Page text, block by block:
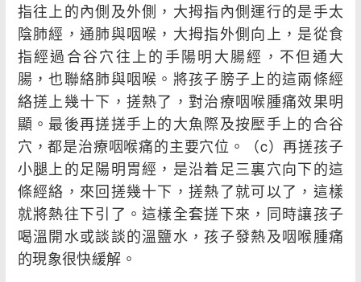
指往上的內側及外側，大拇指內側運行的是手太
陰肺經，通肺與咽喉，大拇指外側向上，是從食
指經過合谷穴往上的手陽明大腸經，不但通大
腸，也聯絡肺與咽喉。將孩子膀子上的這兩條經
絡搓上幾十下，搓熱了，對治療咽喉腫痛效果明
顯。最後再搓搓手上的大魚際及按壓手上的合谷
穴，都是治療咽喉痛的主要穴位。（c）再搓孩子
小腿上的足陽明胃經，是沿着足三裏穴向下的這
條經絡，來回搓幾十下，搓熱了就可以了，這樣
就將熱往下引了。這樣全套搓下來，同時讓孩子
喝溫開水或談談的溫鹽水，孩子發熱及咽喉腫痛
的現象很快緩解。